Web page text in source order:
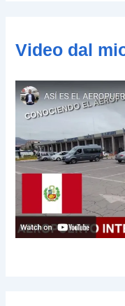
a
Video dal